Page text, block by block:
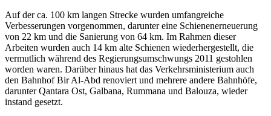
Auf der ca. 100 km langen Strecke wurden umfangreiche
Verbesserungen vorgenommen, darunter eine Schienenerneuerung
von 22 km und die Sanierung von 64 km. Im Rahmen dieser
Arbeiten wurden auch 14 km alte Schienen wiederhergestellt, die
vermutlich während des Regierungsumschwungs 2011 gestohlen
worden waren. Darüber hinaus hat das Verkehrsministerium auch
den Bahnhof Bir Al-Abd renoviert und mehrere andere Bahnhöfe,
darunter Qantara Ost, Galbana, Rummana und Balouza, wieder
instand gesetzt.